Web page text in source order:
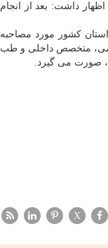
شركت كرده اند اظهار داشت: بعد از انجام
به گزارش روابط عمومی مركز پزشكی حج و زیارت جمعیت هلال احمر، وی اشاره كرد: تا كنون ۳۸۵ پزشك در ۲۱ استان كشور مورد مصاحبه
حج۹۹ بمنظور انتخاب پزشكان عمومی، متخصص داخلی و طب
صورت می گیرد.
X